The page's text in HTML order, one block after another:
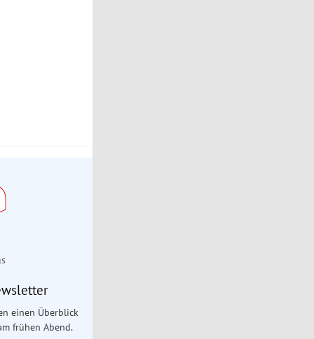
einen Überblick
frühen Abend.